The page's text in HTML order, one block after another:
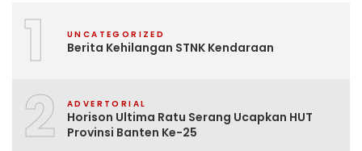
1 UNCATEGORIZED
Berita Kehilangan STNK Kendaraan
2 ADVERTORIAL
Horison Ultima Ratu Serang Ucapkan HUT
Provinsi Banten Ke-25